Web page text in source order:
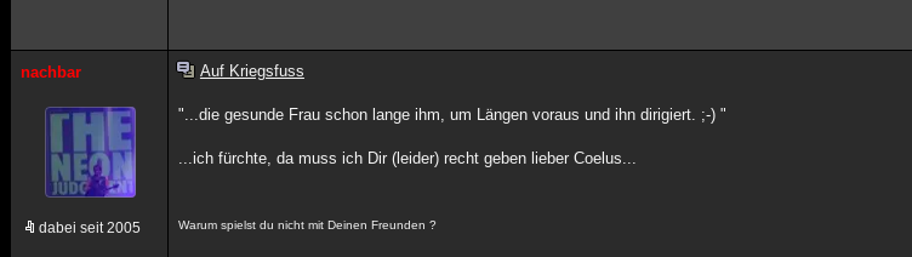
nachbar
dabei seit 2005
Auf Kriegsfuss
"...die gesunde Frau schon lange ihm, um Längen voraus und ihn dirigiert. ;-) "
...ich fürchte, da muss ich Dir (leider) recht geben lieber Coelus...
Warum spielst du nicht mit Deinen Freunden ?